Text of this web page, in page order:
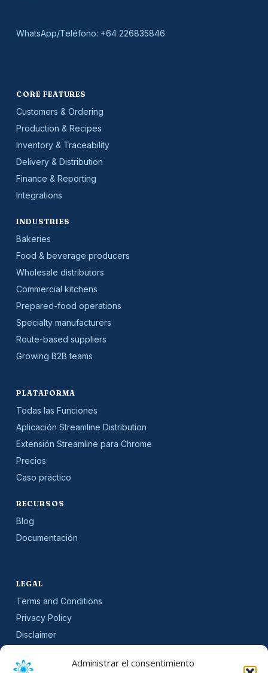
Administrar el consentimiento
WhatsApp/Teléfono: +64 226835846
CORE FEATURES
Customers & Ordering
Production & Recipes
Inventory & Traceability
Delivery & Distribution
Finance & Reporting
Integrations
INDUSTRIES
Bakeries
Food & beverage producers
Wholesale distributors
Commercial kitchens
Prepared-food operations
Specialty manufacturers
Route-based suppliers
Growing B2B teams
PLATAFORMA
Todas las Funciones
Aplicación Streamline Distribution
Extensión Streamline para Chrome
Precios
Caso práctico
RECURSOS
Blog
Documentación
LEGAL
Terms and Conditions
Privacy Policy
Disclaimer
Cookie Policy (EU)